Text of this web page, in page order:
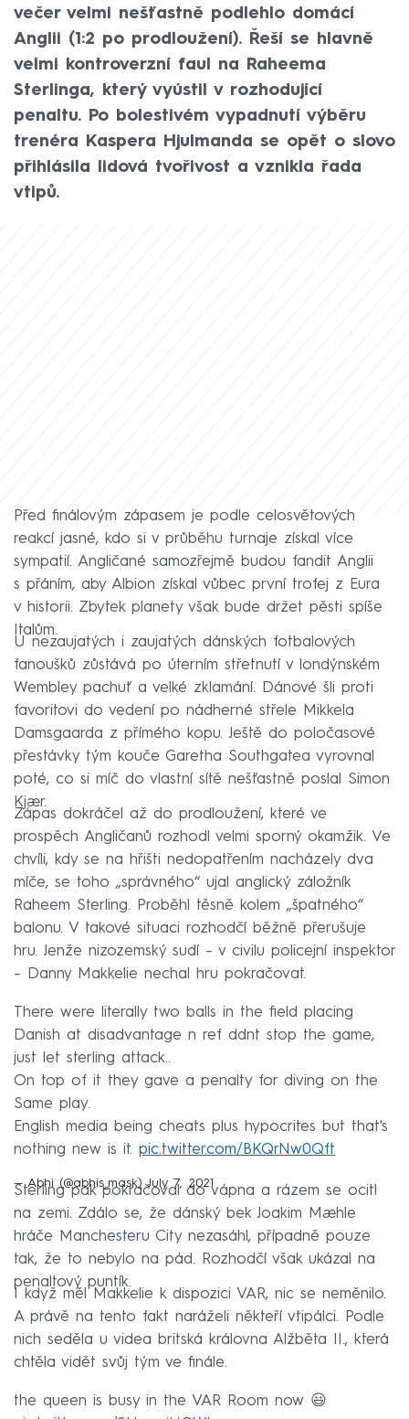
večer velmi nešťastně podlehlo domácí
Anglii (1:2 po prodloužení). Řeší se hlavně
velmi kontroverzní faul na Raheema
Sterlinga, který vyústil v rozhodující
penaltu. Po bolestivém vypadnutí výběru
trenéra Kaspera Hjulmanda se opět o slovo
přihlásila lidová tvořivost a vznikla řada
vtipů.
Před finálovým zápasem je podle celosvětových
reakcí jasné, kdo si v průběhu turnaje získal více
sympatií. Angličané samozřejmě budou fandit Anglii
s přáním, aby Albion získal vůbec první trofej z Eura
v historii. Zbytek planety však bude držet pěsti spíše
Italům.
U nezaujatých i zaujatých dánských fotbalových
fanoušků zůstává po úterním střetnutí v londýnském
Wembley pachuť a velké zklamání. Dánové šli proti
favoritovi do vedení po nádherné střele Mikkela
Damsgaarda z přímého kopu. Ještě do poločasové
přestávky tým kouče Garetha Southgatea vyrovnal
poté, co si míč do vlastní sítě nešťastně poslal Simon
Kjær.
Zápas dokráčel až do prodloužení, které ve
prospěch Angličanů rozhodl velmi sporný okamžik. Ve
chvíli, kdy se na hřišti nedopatřením nacházely dva
míče, se toho „správného“ ujal anglický záložník
Raheem Sterling. Proběhl těsně kolem „špatného“
balonu. V takové situaci rozhodčí běžně přerušuje
hru. Jenže nizozemský sudí – v civilu policejní inspektor
– Danny Makkelie nechal hru pokračovat.
There were literally two balls in the field placing
Danish at disadvantage n ref ddnt stop the game,
just let sterling attack..
On top of it they gave a penalty for diving on the
Same play.
English media being cheats plus hypocrites but that's
nothing new is it. pic.twitter.com/BKQrNw0Qft
— Abhi (@abhis_mask)July 7, 2021
Sterling pak pokračoval do vápna a rázem se ocitl
na zemi. Zdálo se, že dánský bek Joakim Mæhle
hráče Manchesteru City nezasáhl, případně pouze
tak, že to nebylo na pád. Rozhodčí však ukázal na
penaltový puntík.
I když měl Makkelie k dispozici VAR, nic se neměnilo.
A právě na tento fakt naráželi někteří vtipálci. Podle
nich seděla u videa britská královna Alžběta II., která
chtěla vidět svůj tým ve finále.
the queen is busy in the VAR Room now 😃